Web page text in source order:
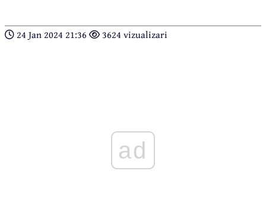
24 Jan 2024 21:36 3624 vizualizari
ad